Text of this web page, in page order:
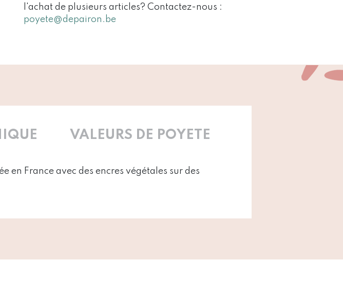
l'achat de plusieurs articles? Contactez-nous :
poyete@depairon.be
VALEURS DE POYETE
en France avec des encres végétales sur des